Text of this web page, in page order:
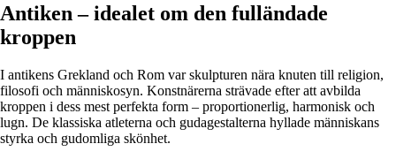
Antiken – idealet om den fulländade
kroppen
I antikens Grekland och Rom var skulpturen nära knuten till religion,
filosofi och människosyn. Konstnärerna strävade efter att avbilda
kroppen i dess mest perfekta form – proportionerlig, harmonisk och
lugn. De klassiska atleterna och gudagestalterna hyllade människans
styrka och gudomliga skönhet.